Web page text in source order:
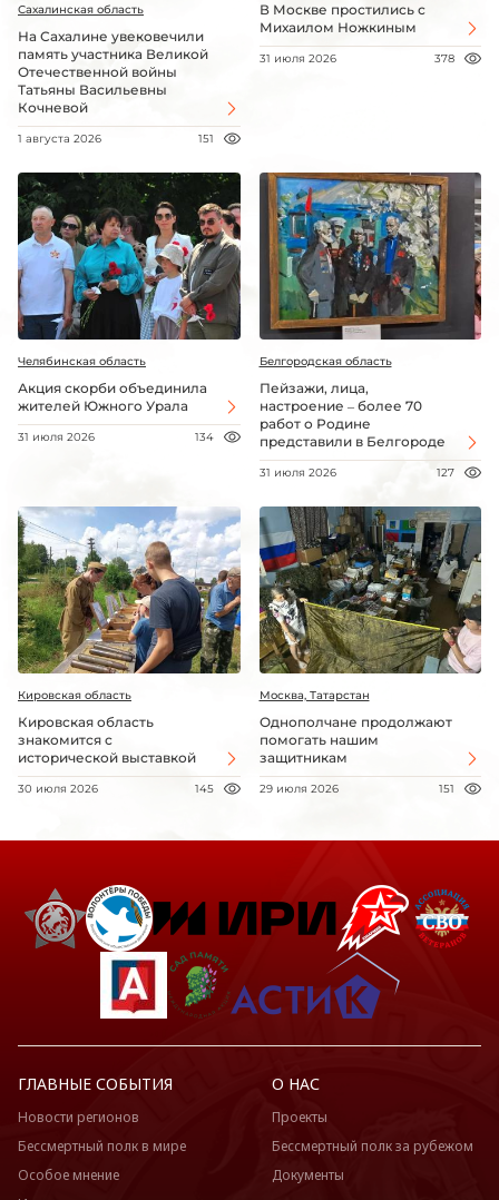
Сахалинская область
На Сахалине увековечили
память участника Великой
Отечественной войны
Татьяны Васильевны
Кочневой
1 августа 2026 151
В Москве простились с
Михаилом Ножкиным
31 июля 2026 378
Челябинская область
Акция скорби объединила
жителей Южного Урала
31 июля 2026 134
Белгородская область
Пейзажи, лица,
настроение – более 70
работ о Родине
представили в Белгороде
31 июля 2026 127
Кировская область
Кировская область
знакомится с
исторической выставкой
30 июля 2026 145
Москва, Татарстан
Однополчане продолжают
помогать нашим
защитникам
29 июля 2026 151
ГЛАВНЫЕ СОБЫТИЯ
Новости регионов
Бессмертный полк в мире
Особое мнение
О НАС
Проекты
Бессмертный полк за рубежом
Документы